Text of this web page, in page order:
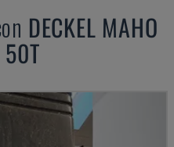
DECKEL MAHO